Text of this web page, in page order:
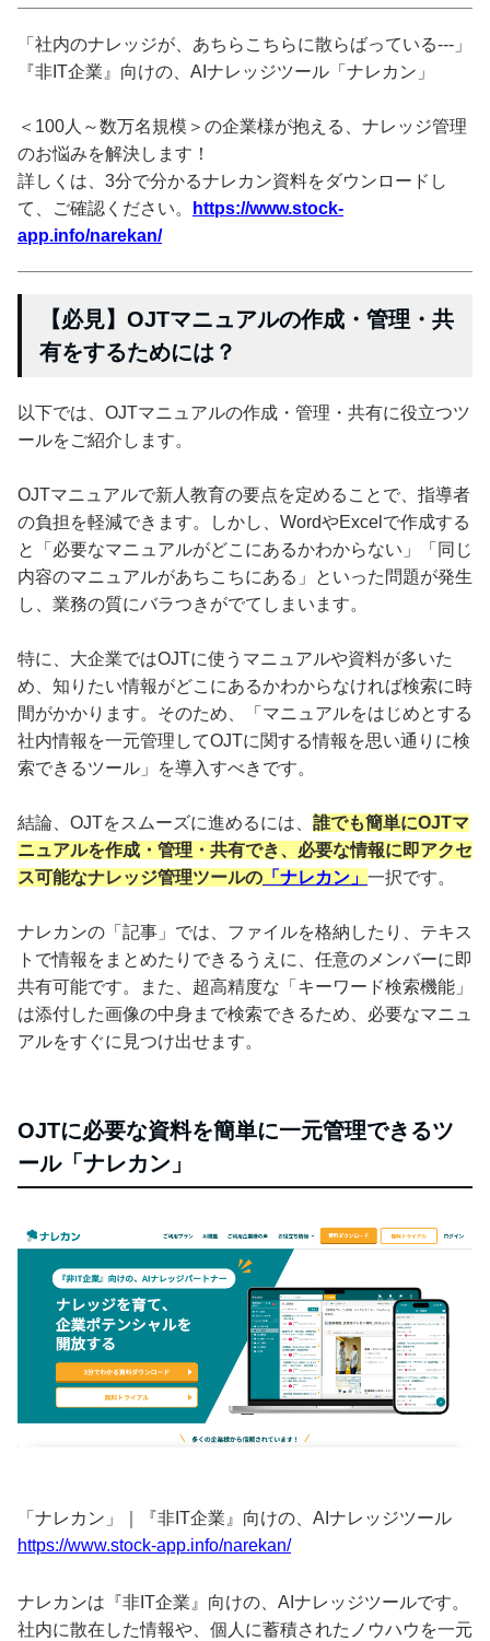
「社内のナレッジが、あちらこちらに散らばっている---」
『非IT企業』向けの、AIナレッジツール「ナレカン」
＜100人～数万名規模＞の企業様が抱える、ナレッジ管理
のお悩みを解決します！
詳しくは、3分で分かるナレカン資料をダウンロードし
て、ご確認ください。
https://www.stock-
app.info/narekan/
【必見】OJTマニュアルの作成・管理・共
有をするためには？
以下では、OJTマニュアルの作成・管理・共有に役立つツ
ールをご紹介します。
OJTマニュアルで新人教育の要点を定めることで、指導者
の負担を軽減できます。しかし、WordやExcelで作成する
と「必要なマニュアルがどこにあるかわからない」「同じ
内容のマニュアルがあちこちにある」といった問題が発生
し、業務の質にバラつきがでてしまいます。
特に、大企業ではOJTに使うマニュアルや資料が多いた
め、知りたい情報がどこにあるかわからなければ検索に時
間がかかります。そのため、「マニュアルをはじめとする
社内情報を一元管理してOJTに関する情報を思い通りに検
索できるツール」を導入すべきです。
結論、OJTをスムーズに進めるには、 誰でも簡単にOJTマ
ニュアルを作成・管理・共有でき、必要な情報に即アクセ
ス可能なナレッジ管理ツールの 「ナレカン」 一択です。
ナレカンの「記事」では、ファイルを格納したり、テキス
トで情報をまとめたりできるうえに、任意のメンバーに即
共有可能です。また、超高精度な「キーワード検索機能」
は添付した画像の中身まで検索できるため、必要なマニュ
アルをすぐに見つけ出せます。
OJTに必要な資料を簡単に一元管理できるツ
ール「ナレカン」
「ナレカン」｜『非IT企業』向けの、AIナレッジツール
https://www.stock-app.info/narekan/
ナレカンは『非IT企業』向けの、AIナレッジツールです。
社内に散在した情報や、個人に蓄積されたノウハウを一元